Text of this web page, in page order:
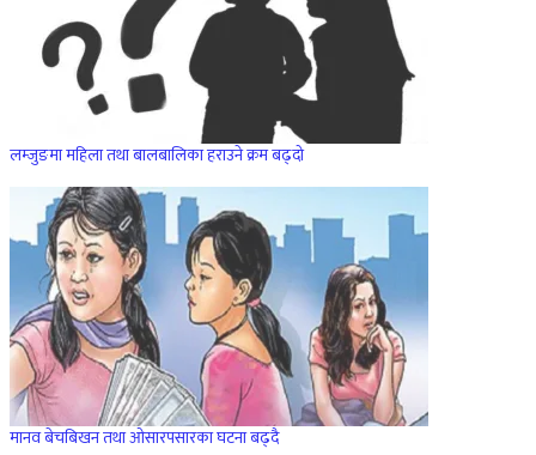
लम्जुङमा महिला तथा बालबालिका हराउने क्रम बढ्दो
मानव बेचबिखन तथा ओसारपसारका घटना बढ्दै